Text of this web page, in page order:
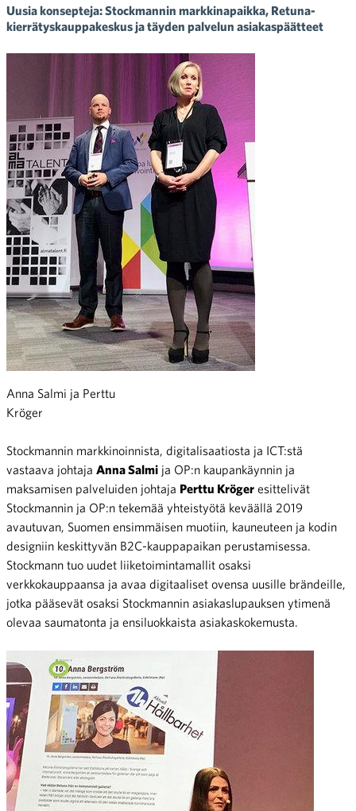
Uusia konsepteja: Stockmannin markkinapaikka, Retuna-
kierrätyskauppakeskus ja täyden palvelun asiakaspäätteet
Anna Salmi ja Perttu
Kröger
Stockmannin markkinoinnista, digitalisaatiosta ja ICT:stä
vastaava johtaja Anna Salmi ja OP:n kaupankäynnin ja
maksamisen palveluiden johtaja Perttu Kröger esittelivät
Stockmannin ja OP:n tekemää yhteistyötä keväällä 2019
avautuvan, Suomen ensimmäisen muotiin, kauneuteen ja kodin
designiin keskittyvän B2C-kauppapaikan perustamisessa.
Stockmann tuo uudet liiketoimintamallit osaksi
verkkokauppaansa ja avaa digitaaliset ovensa uusille brändeille,
jotka pääsevät osaksi Stockmannin asiakaslupauksen ytimenä
olevaa saumatonta ja ensiluokkaista asiakaskokemusta.